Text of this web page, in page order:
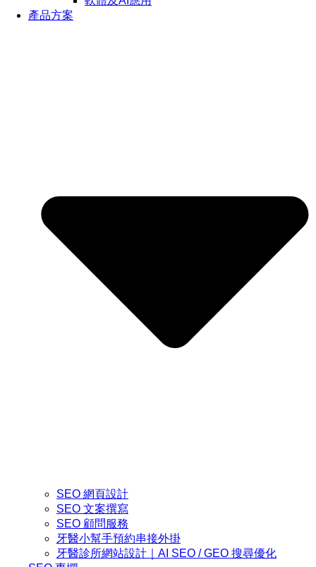
產品方案
SEO 網頁設計
SEO 文案撰寫
SEO 顧問服務
牙醫小幫手預約串接外掛
牙醫診所網站設計｜AI SEO / GEO 搜尋優化